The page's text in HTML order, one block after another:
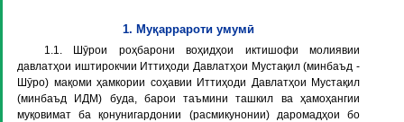
1. Муқаррароти умумӣ
1.1. Шӯрои роҳбарони воҳидҳои иктишофи молиявии
давлатҳои иштирокчии Иттиҳоди Давлатҳои Мустақил (минбаъд -
Шӯро) мақоми ҳамкории соҳавии Иттиҳоди Давлатҳои Мустақил
(минбаъд ИДМ) буда, барои таъмини ташкил ва ҳамоҳангии
муқовимат ба қонунигардонии (расмикунонии) даромадҳои бо